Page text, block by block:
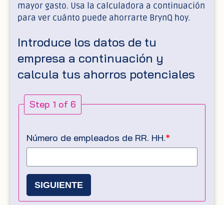
mayor gasto. Usa la calculadora a continuación
para ver cuánto puede ahorrarte BrynQ hoy.
Introduce los datos de tu
empresa a continuación y
calcula tus ahorros potenciales
Step 1 of 6
Número de empleados de RR. HH.*
SIGUIENTE